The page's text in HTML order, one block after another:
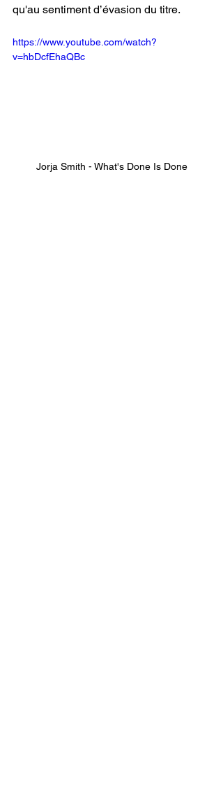
qu'au sentiment d’évasion du titre.
https://www.youtube.com/watch?
v=hbDcfEhaQBc
Jorja Smith - What's Done Is Done